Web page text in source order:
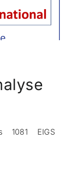
1081 EIGS